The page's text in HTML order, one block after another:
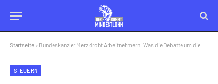
Startseite » Bundeskanzler Merz droht Arbeitnehmern: Was die Debatte um die Arbeitszeit für Sie bedeutet
STEUERN